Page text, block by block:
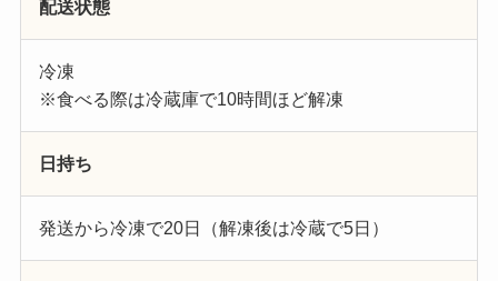
配送状態
冷凍
※食べる際は冷蔵庫で10時間ほど解凍
日持ち
発送から冷凍で20日（解凍後は冷蔵で5日）